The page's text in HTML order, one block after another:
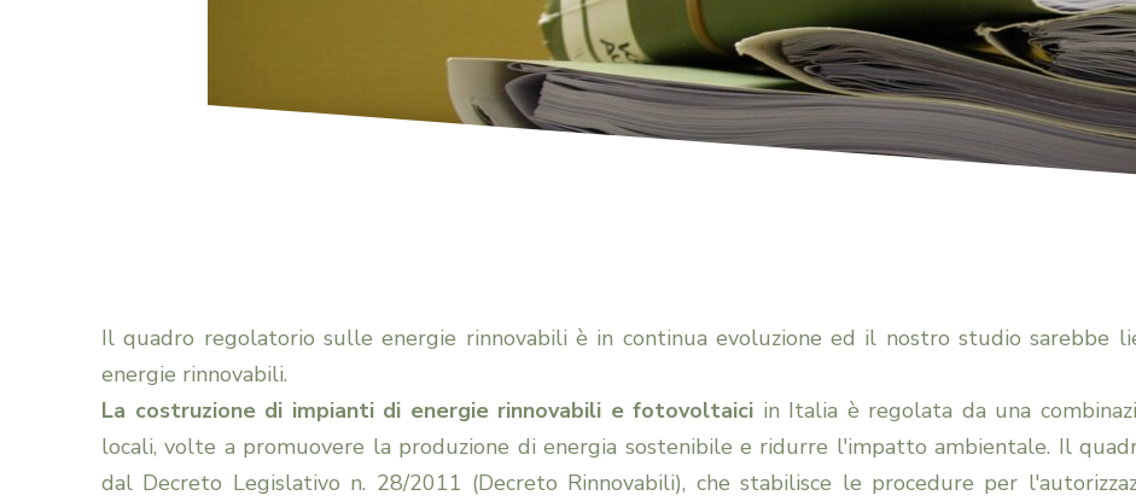
proprietà e del
possesso
Il quadro regolatorio sulle energie rinnovabili è in continua evoluzione ed il nostro studio sarebbe
energie rinnovabili.
La costruzione di impianti di energie rinnovabili e fotovoltaici in Italia è regolata da una
locali, volte a promuovere la produzione di energia sostenibile e ridurre l'impatto ambientale. Il
dal Decreto Legislativo n. 28/2011 (Decreto Rinnovabili), che stabilisce le procedure per